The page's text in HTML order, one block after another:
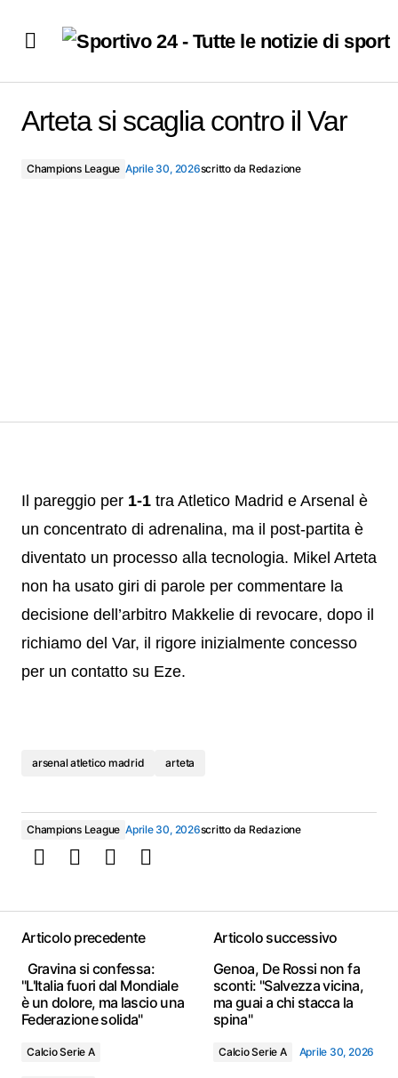
Arteta si scaglia contro il Var
Champions League Aprile 30, 2026scritto da Redazione
Il pareggio per 1-1 tra Atletico Madrid e Arsenal è
un concentrato di adrenalina, ma il post-partita è
diventato un processo alla tecnologia. Mikel Arteta
non ha usato giri di parole per commentare la
decisione dell’arbitro Makkelie di revocare, dopo il
richiamo del Var, il rigore inizialmente concesso
per un contatto su Eze.
arsenal atletico madrid arteta
Champions League Aprile 30, 2026scritto da Redazione
Articolo precedente
Gravina si confessa:
"L'Italia fuori dal Mondiale
è un dolore, ma lascio una
Federazione solida"
Calcio Serie A
Articolo successivo
Genoa, De Rossi non fa
sconti: "Salvezza vicina,
ma guai a chi stacca la
spina"
Calcio Serie A Aprile 30, 2026